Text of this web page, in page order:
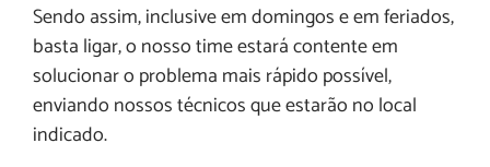
Sendo assim, inclusive em domingos e em feriados,
basta ligar, o nosso time estará contente em
solucionar o problema mais rápido possível,
enviando nossos técnicos que estarão no local
indicado.